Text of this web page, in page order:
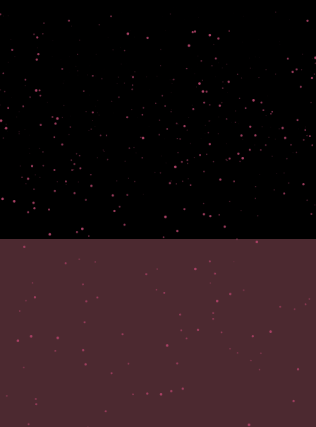
明天2026-08-10 高: 36.29 °C
低: 29.19 °C
後天2026-08-11 高: 32.39 °C
低: 28.72 °C
三天後2026-08-12 日出:05:59am
高: 30.57 °C
低: 28.36 °C 🌦️ 小雨
4天後2026-08-13 日出:05:59am
高: 30.23 °C
低: 28.07 °C 日落:06:57pm 🌦️ 中雨